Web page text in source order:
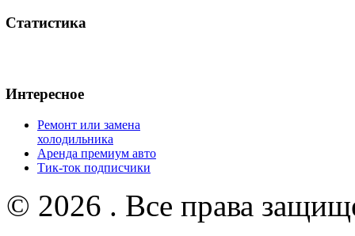
Статистика
Интересное
Ремонт или замена
холодильника
Аренда премиум авто
Тик-ток подписчики
© 2026 . Все права